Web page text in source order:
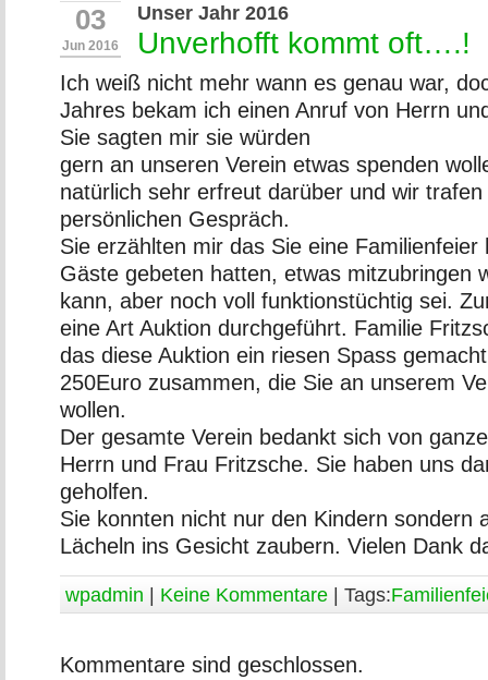
03
Jun 2016
Unser Jahr 2016
Unverhofft kommt oft….!
Ich weiß nicht mehr wann es genau war,
Jahres bekam ich einen Anruf von Herrn
Sie sagten mir sie würden
gern an unseren Verein etwas spenden
natürlich sehr erfreut darüber und wir
persönlichen Gespräch.
Sie erzählten mir das Sie eine Familienfeier
Gäste gebeten hatten, etwas mitzubringen
kann, aber noch voll funktionstüchtig sei.
eine Art Auktion durchgeführt. Familie
das diese Auktion ein riesen Spass
250Euro zusammen, die Sie an unserem
wollen.
Der gesamte Verein bedankt sich von
Herrn und Frau Fritzsche. Sie haben uns
geholfen.
Sie konnten nicht nur den Kindern sondern
Lächeln ins Gesicht zaubern. Vielen Dank
wpadmin | Keine Kommentare | Tags:
Kommentare sind geschlossen.